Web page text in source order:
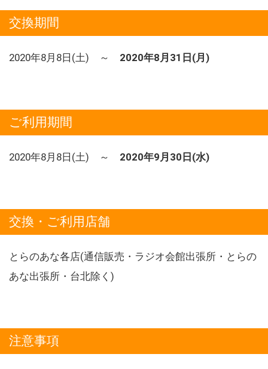
交換期間
2020年8月8日(土) ～ 2020年8月31日(月)
ご利用期間
2020年8月8日(土) ～ 2020年9月30日(水)
交換・ご利用店舗
とらのあな各店(通信販売・ラジオ会館出張所・とらの
あな出張所・台北除く)
注意事項